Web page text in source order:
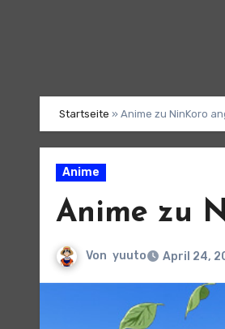
Startseite » Anime zu NinKoro
Anime
Anime zu
Von yuuto April 24,